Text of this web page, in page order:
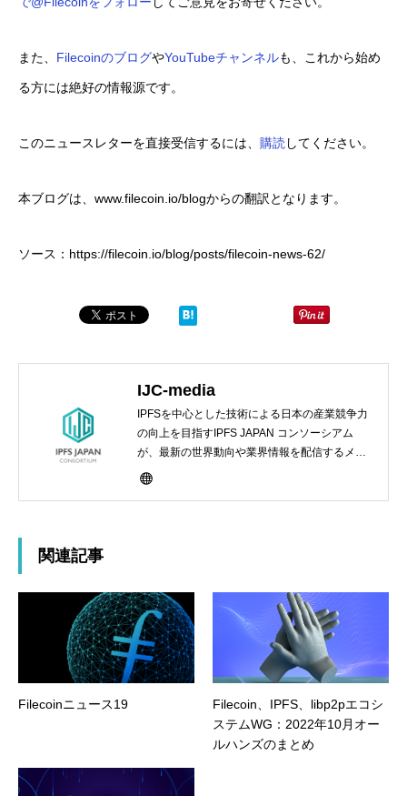
また、 FilecoinのブログやYouTubeチャンネルも、これから始め
る方には絶好の情報源です。
このニュースレターを直接受信するには、 購読してください。
本ブログは、www.filecoin.io/blogからの翻訳となります。
ソース：https://filecoin.io/blog/posts/filecoin-news-62/
IJC-media
IPFSを中心とした技術による日本の産業競争力
の向上を目指すIPFS JAPAN コンソーシアム
が、最新の世界動向や業界情報を配信するメデ
ィアサイト
関連記事
Filecoinニュース19
Filecoin、IPFS、libp2pエコシ
ステムWG：2022年10月オー
ルハンズのまとめ